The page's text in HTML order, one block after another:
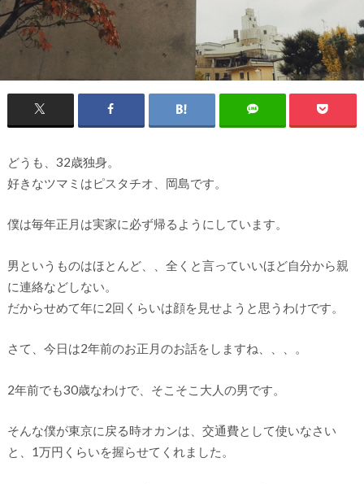
どうも、32歳独身。
好きなツマミはピスタチオ、岡島です。
僕は毎年正月は実家に必ず帰るようにしています。
男というものはほとんど、、全くと言っていいほど自分から親
に連絡などしない。
だからせめて年に2回くらいは顔を見せようと思うわけです。
さて、今日は2年前のお正月のお話をしますね、、、。
2年前でも30歳なわけで、そこそこ大人の男です。
そんな僕が東京に戻る時オカンは、交通費として使いなさい
と、1万円くらいを握らせてくれました。